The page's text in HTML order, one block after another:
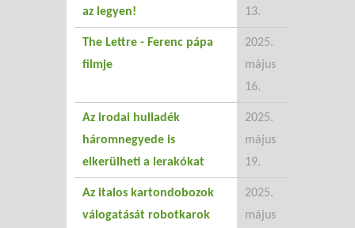
az legyen!
13.
The Lettre - Ferenc pápa
filmje
2025.
május
16.
Az irodai hulladék
háromnegyede is
elkerülheti a lerakókat
2025.
május
19.
Az italos kartondobozok
válogatását robotkarok
2025.
május